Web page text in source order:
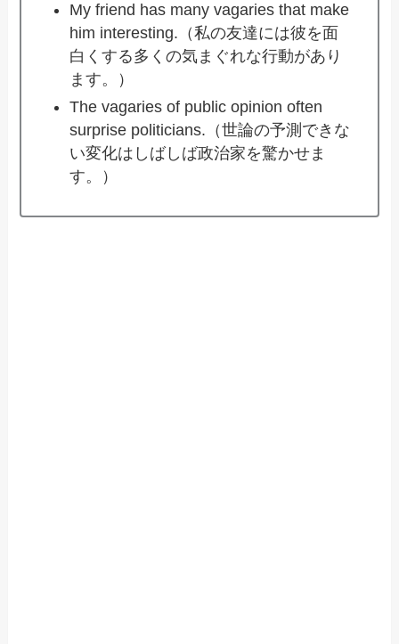
My friend has many vagaries that make
him interesting.（私の友達には彼を面
白くする多くの気まぐれな行動があり
ます。）
The vagaries of public opinion often
surprise politicians.（世論の予測できな
い変化はしばしば政治家を驚かせま
す。）